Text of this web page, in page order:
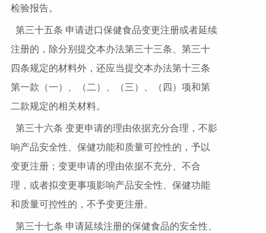
检验报告。
第三十五条 申请进口保健食品变更注册或者延续
注册的，除分别提交本办法第三十三条、第三十
四条规定的材料外，还应当提交本办法第十三条
第一款（一）、（二）、（三）、（四）项和第
二款规定的相关材料。
第三十六条 变更申请的理由依据充分合理，不影
响产品安全性、保健功能和质量可控性的，予以
变更注册；变更申请的理由依据不充分、不合
理，或者拟变更事项影响产品安全性、保健功能
和质量可控性的，不予变更注册。
第三十七条 申请延续注册的保健食品的安全性、